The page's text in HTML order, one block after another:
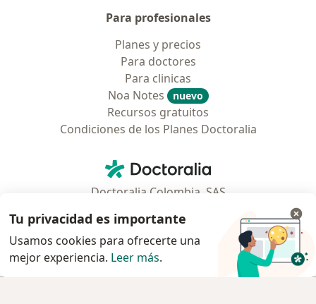
Para profesionales
Planes y precios
Para doctores
Para clinicas
Noa Notes
nuevo
Recursos gratuitos
Condiciones de los Planes Doctoralia
Doctoralia - Página de inicio
Doctoralia Colombia, SAS
Municipio: Bogotá D.C., Colombia
Tu privacidad es importante
Usamos cookies para ofrecerte una
mejor experiencia. Leer más.